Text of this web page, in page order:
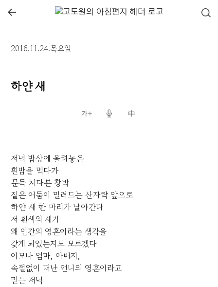
←
2016.11.24.목요일
하얀 새
저녁 밥상에 올려놓은
흰밥을 먹다가
문득 쳐다본 창밖
짙은 어둠이 밀려드는 산자락 앞으로
하얀 새 한 마리가 날아간다
저 흰색의 새가
왜 인간의 영혼이라는 생각을
갖게 되었는지도 모르겠다
이모나 엄마, 아버지,
속절없이 떠난 언니의 영혼이라고
믿는 저녁